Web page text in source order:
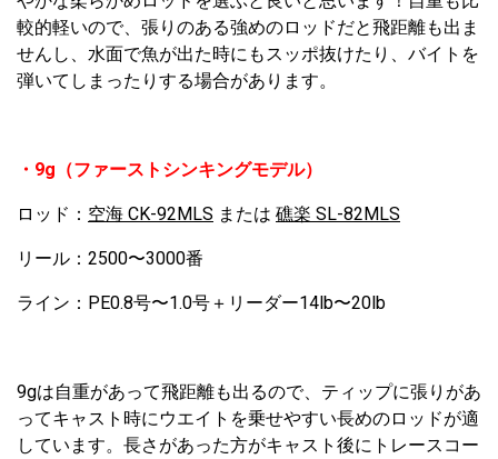
較的軽いので、張りのある強めのロッドだと飛距離も出ま
せんし、水面で魚が出た時にもスッポ抜けたり、バイトを
弾いてしまったりする場合があります。
・9g（ファーストシンキングモデル）
ロッド： 空海 CK-92MLS または 礁楽 SL-82MLS
リール：2500〜3000番
ライン：PE0.8号〜1.0号＋リーダー14lb〜20lb
9gは自重があって飛距離も出るので、ティップに張りがあ
ってキャスト時にウエイトを乗せやすい長めのロッドが適
しています。長さがあった方がキャスト後にトレースコー